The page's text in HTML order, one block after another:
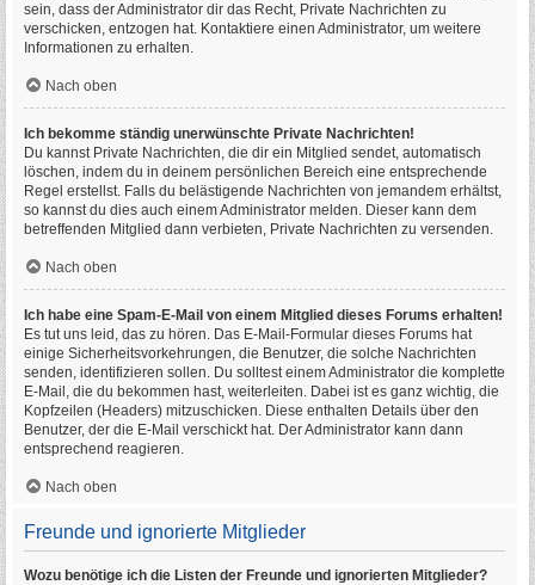
sein, dass der Administrator dir das Recht, Private Nachrichten zu
verschicken, entzogen hat. Kontaktiere einen Administrator, um weitere
Informationen zu erhalten.
Nach oben
Ich bekomme ständig unerwünschte Private Nachrichten!
Du kannst Private Nachrichten, die dir ein Mitglied sendet, automatisch
löschen, indem du in deinem persönlichen Bereich eine entsprechende
Regel erstellst. Falls du belästigende Nachrichten von jemandem erhältst,
so kannst du dies auch einem Administrator melden. Dieser kann dem
betreffenden Mitglied dann verbieten, Private Nachrichten zu versenden.
Nach oben
Ich habe eine Spam-E-Mail von einem Mitglied dieses Forums erhalten!
Es tut uns leid, das zu hören. Das E-Mail-Formular dieses Forums hat
einige Sicherheitsvorkehrungen, die Benutzer, die solche Nachrichten
senden, identifizieren sollen. Du solltest einem Administrator die komplette
E-Mail, die du bekommen hast, weiterleiten. Dabei ist es ganz wichtig, die
Kopfzeilen (Headers) mitzuschicken. Diese enthalten Details über den
Benutzer, der die E-Mail verschickt hat. Der Administrator kann dann
entsprechend reagieren.
Nach oben
Freunde und ignorierte Mitglieder
Wozu benötige ich die Listen der Freunde und ignorierten Mitglieder?